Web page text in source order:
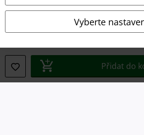
Vyberte
Přidat do
Prohlášení o shodě
Informace o přístupnosti
Nastavení souborů cookie
Odstoupení od smlouvy